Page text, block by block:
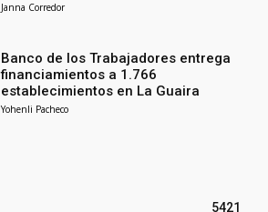
Janna Corredor
Banco de los Trabajadores entrega
financiamientos a 1.766
establecimientos en La Guaira
Yohenli Pacheco
5421